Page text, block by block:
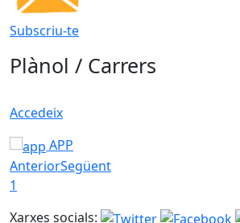
Subscriu-te
Plànol / Carrers
Accedeix
APP
AnteriorSegüent
1
Xarxes socials: